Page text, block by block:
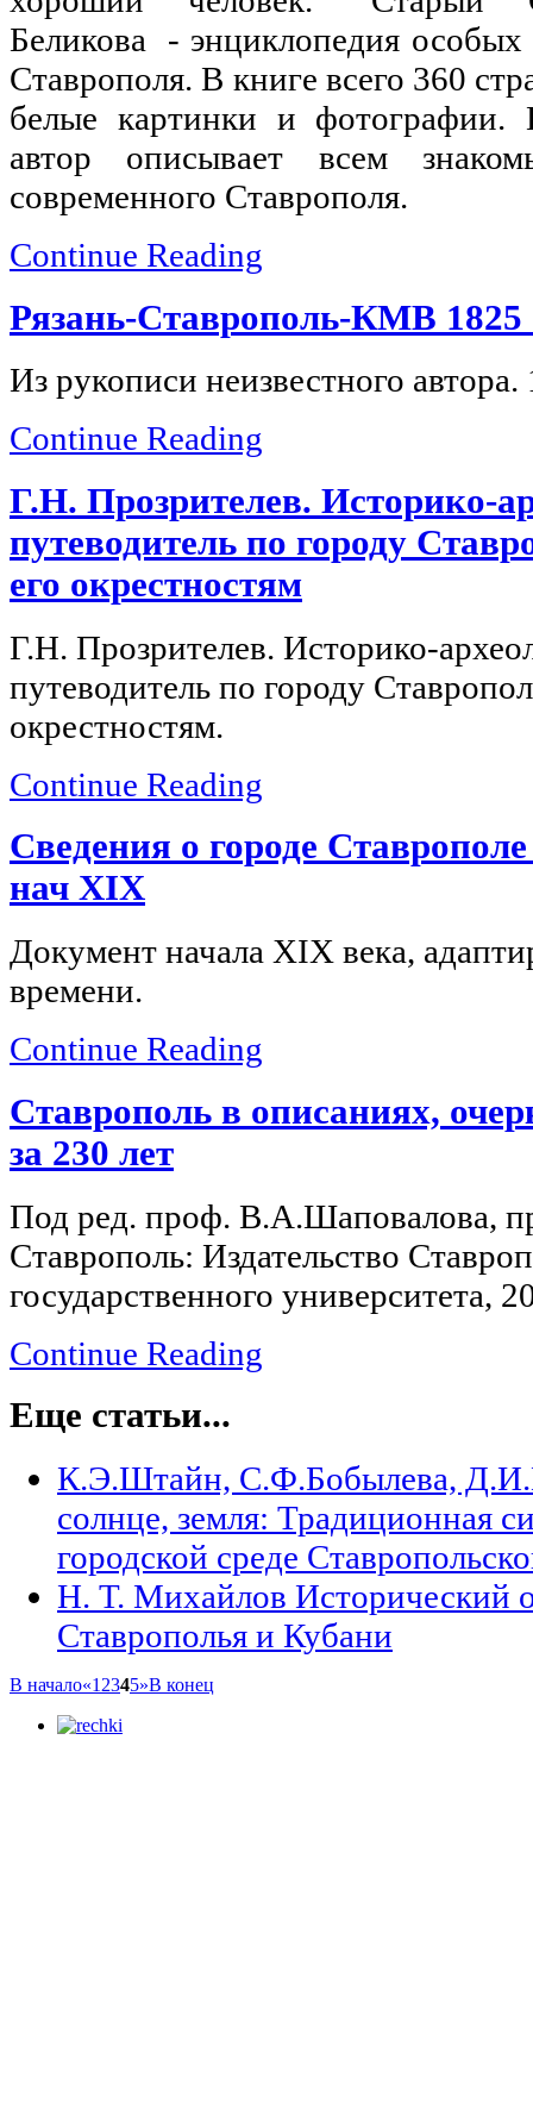
Беликова - энциклопедия особых
Ставрополя. В книге всего 360
белые картинки и фотографии.
автор описывает всем
современного Ставрополя.
Continue Reading
Рязань-Ставрополь-КМВ 1825
Из рукописи неизвестного автора.
Continue Reading
Г.Н. Прозрителев. Историко-
путеводитель по городу
его окрестностям
Г.Н. Прозрителев. Историко-
путеводитель по городу
окрестностям.
Continue Reading
Сведения о городе
нач XIX
Документ начала XIX века,
времени.
Continue Reading
Ставрополь в описаниях,
за 230 лет
Под ред. проф. В.А.Шаповалова,
Ставрополь: Издательство
государственного университета,
Continue Reading
Еще статьи...
К.Э.Штайн, С.Ф.Бобылева,
солнце, земля: Традиционная
городской среде
Н. Т. Михайлов Исторический
Ставрополья и Кубани
В начало«1 2345»В конец